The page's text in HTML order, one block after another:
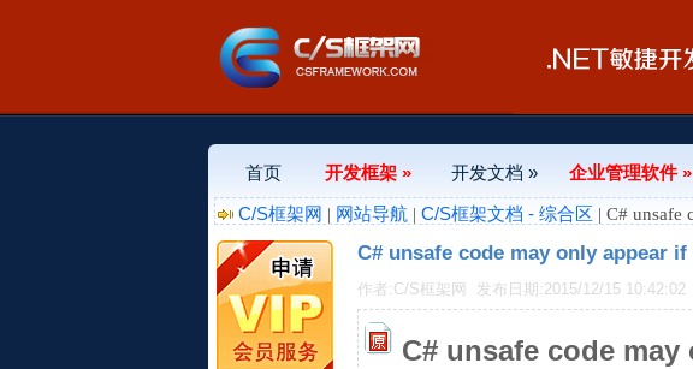
首页 开发框架 » 开发文档 » 企业管理软件 »
C/S框架网 | 网站导航 | C/S框架文档 - 综合区 | C# unsafe
C# unsafe code may only appear
作者:C/S框架网 发布日期:2015/12/15 10:42:02
C# unsafe code